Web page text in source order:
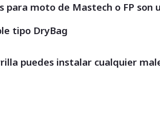
para moto de Mastech o FP
tipo DryBag
puedes instalar cualquier